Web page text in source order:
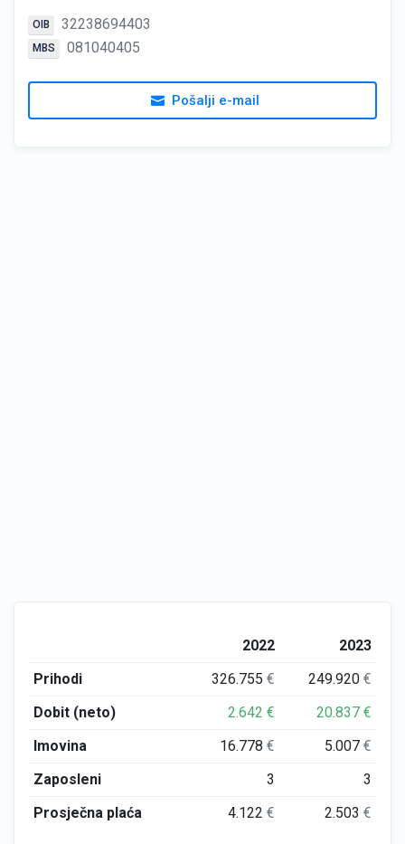
OIB 32238694403
MBS 081040405
Pošalji e-mail
2022
2023
Prihodi
326.755€ 249.920€
Dobit (neto)
2.642€ 20.837€
Imovina
16.778€ 5.007€
Zaposleni
3
3
Prosječna plaća
4.122€ 2.503€